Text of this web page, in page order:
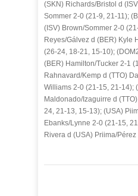
(SKN) Richards/Bristol d
Sommer 2-0 (21-9, 21-11);
(ISV) Brown/Sommer 2-0
Reyes/Gálvez d (BER) Kyle
(26-24, 18-21, 15-10);
(BER) Hamilton/Tucker 2-1
Rahnavard/Kemp d (TTO)
Williams 2-0 (21-15, 21-14);
Maldonado/Izaguirre d
24, 21-13, 15-13); (USA)
Ebanks/Lynne 2-0 (21-15,
Rivera d (USA) Priima/